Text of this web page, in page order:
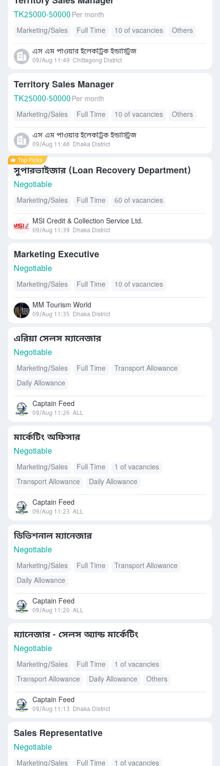
TK25000-50000 Per month
Marketing/Sales
Full Time 10 of vacancies Others
এস এম পাওয়ার ইলেকট্রিক ইন্ডাস্ট্রিজ
09/Aug 11:49 Chittagong District
Territory Sales Manager
TK25000-50000 Per month
Marketing/Sales
Full Time 10 of vacancies Others
এস এম পাওয়ার ইলেকট্রিক ইন্ডাস্ট্রিজ
09/Aug 11:48 Dhaka District
সুপারভাইজার (Loan Recovery Department)
Negotiable
Marketing/Sales Full Time 60 of vacancies
MSI Credit & Collection Service Ltd.
09/Aug 11:39 Dhaka District
Marketing Executive
Negotiable
Marketing/Sales Full Time 10 of vacancies
MM Tourism World
09/Aug 11:35 Dhaka District
এরিয়া সেলস ম্যানেজার
Negotiable
Marketing/Sales Full Time
Transport Allowance
Daily Allowance
Captain Feed
09/Aug 11:26 ALL
মার্কেটিং অফিসার
Negotiable
Marketing/Sales Full Time
1 of vacancies
Transport Allowance
Daily Allowance
Captain Feed
09/Aug 11:23 ALL
ডিভিশনাল ম্যানেজার
Negotiable
Marketing/Sales Full Time
Transport Allowance
Daily Allowance
Captain Feed
09/Aug 11:20 ALL
ম্যানেজার - সেলস অ্যান্ড মার্কেটিং
Negotiable
Marketing/Sales Full Time
1 of vacancies
Transport Allowance
Daily Allowance Others
Captain Feed
09/Aug 11:13 Dhaka District
Sales Representative
Negotiable
Marketing/Sales Full Time 1 of vacancies